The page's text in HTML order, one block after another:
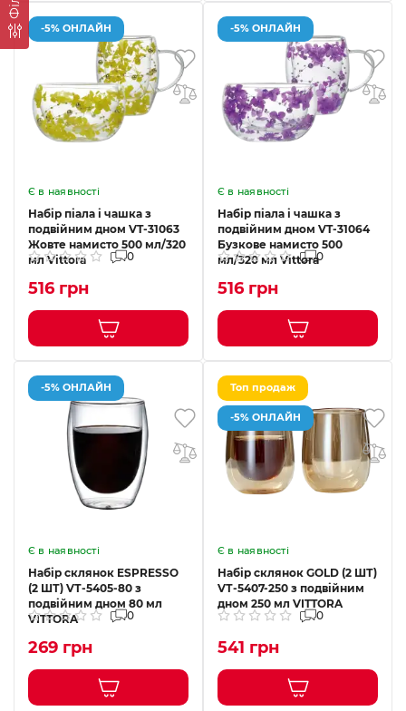
-5% ОНЛАЙН
Є в наявності
Набір піала і чашка з
подвійним дном VT-31063
Жовте намисто 500 мл/320
мл Vittora
0
516 грн
-5% ОНЛАЙН
Є в наявності
Набір піала і чашка з
подвійним дном VT-31064
Бузкове намисто 500
мл/320 мл Vittora0
516 грн
-5% ОНЛАЙН
Є в наявності
Набір склянок ESPRESSO
(2 ШТ) VТ-5405-80 з
подвійним дном 80 мл
VITTORA
0
269 грн
Топ продаж
-5% ОНЛАЙН
Є в наявності
Набір склянок GOLD (2 ШТ)
VТ-5407-250 з подвійним
дном 250 мл VITTORA
0
541 грн